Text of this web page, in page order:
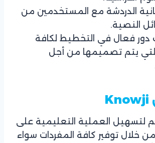
الدردشة مع المستخدمين من
النصية.
دور فعال في التخطيط لكافة
التي يتم تصميمها من أجل
Knowji
لتسهيل العملية التعليمية على
خلال توفير كافة المفردات سواء